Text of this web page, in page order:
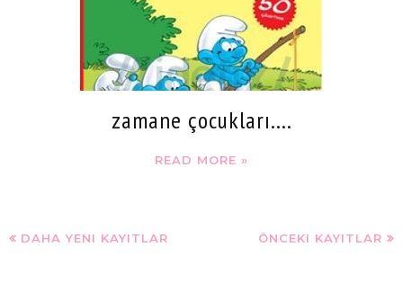
zamane çocukları....
READ MORE »
DAHA YENI KAYITLAR ÖNCEKI KAYITLAR